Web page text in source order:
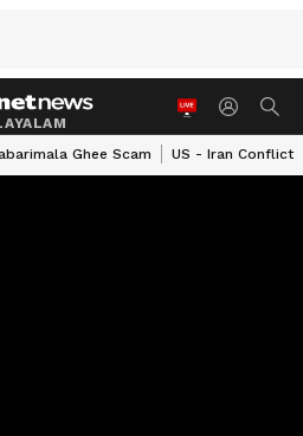
Ghee Scam US - Iran Conflict